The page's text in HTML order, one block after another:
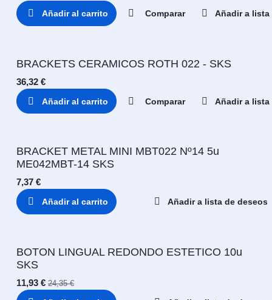
Añadir al carrito Comparar Añadir a lista
BRACKETS CERAMICOS ROTH 022 - SKS
36,32 €
Añadir al carrito Comparar Añadir a lista
BRACKET METAL MINI MBT022 Nº14 5u
ME042MBT-14 SKS
7,37 €
Añadir al carrito Añadir a lista de deseos
BOTON LINGUAL REDONDO ESTETICO 10u
SKS
11,93 € 24,35€